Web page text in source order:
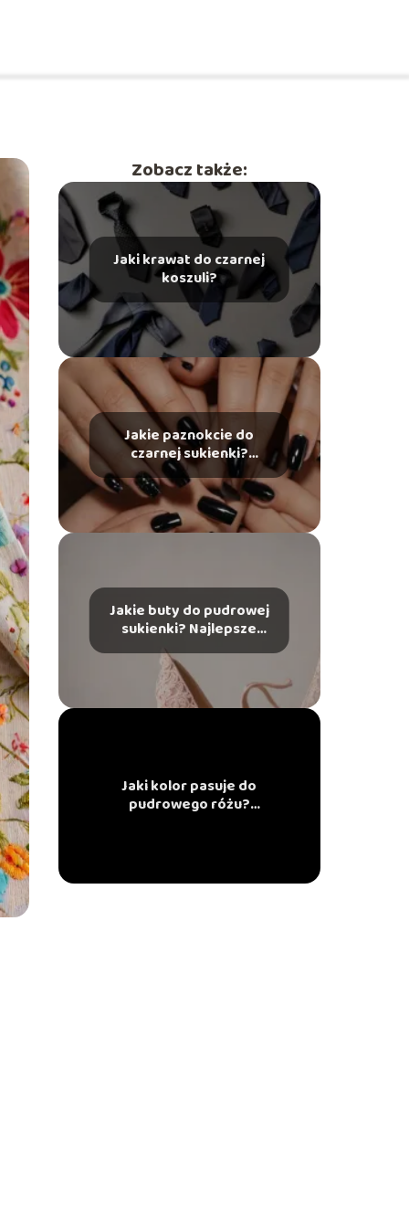
Zobacz także:
Jaki krawat do czarnej
koszuli?
Jakie paznokcie do
czarnej sukienki?
Modowe wskazówki
Jakie buty do pudrowej
sukienki? Najlepsze
wybory
Jaki kolor pasuje do
pudrowego różu?